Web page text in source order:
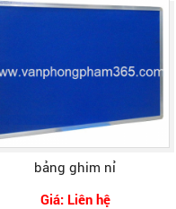
bảng ghim nỉ
Giá: Liên hệ